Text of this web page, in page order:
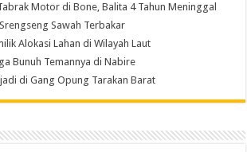
Motor di Bone, Balita 4 Tahun Meninggal
Sawah Terbakar
Alokasi Lahan di Wilayah Laut
Bunuh Temannya di Nabire
di Gang Opung Tarakan Barat